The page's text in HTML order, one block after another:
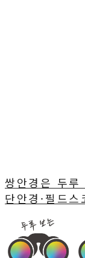
쌍안경은 두루
단안경·필드